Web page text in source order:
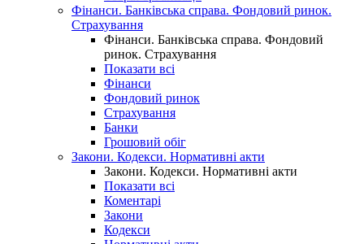
Фінанси. Банківська справа. Фондовий ринок.
Страхування
Фінанси. Банківська справа. Фондовий
ринок. Страхування
Показати всі
Фінанси
Фондовий ринок
Страхування
Банки
Грошовий обіг
Закони. Кодекси. Нормативні акти
Закони. Кодекси. Нормативні акти
Показати всі
Коментарі
Закони
Кодекси